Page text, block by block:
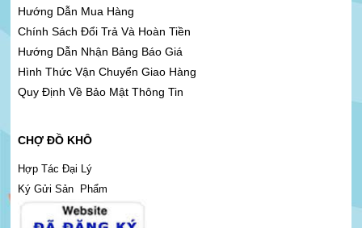
Hướng Dẫn Mua Hàng
Chính Sách Đổi Trả Và Hoàn Tiền
Hướng Dẫn Nhận Bảng Báo Giá
Hình Thức Vận Chuyển Giao Hàng
Quy Định Về Bảo Mật Thông Tin
CHỢ ĐỒ KHÔ
Hợp Tác Đại Lý
Ký Gửi Sản Phẩm